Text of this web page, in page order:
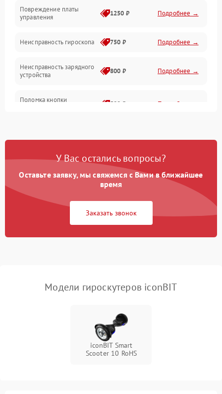
Повреждение платы
управления
1250 ₽ Подробнее →
Неисправность гироскопа 750 ₽ Подробнее →
Неисправность зарядного
устройства
800 ₽ Подробнее →
Поломка кнопки
500 ₽ Подробнее →
наклона
зарядки
750 ₽
Повреждение проводов
500 ₽
У Вас остались вопросы?
Оставьте заявку, мы свяжемся с Вами в ближайшее
время
Заказать звонок
Модели гироскутеров iconBIT
iconBIT Smart
Scooter 10 RoHS